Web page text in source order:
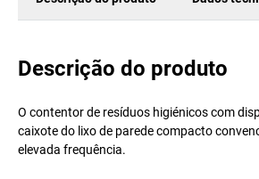
Descrição do produto
O contentor de resíduos higiénicos com
caixote do lixo de parede compacto
elevada frequência.